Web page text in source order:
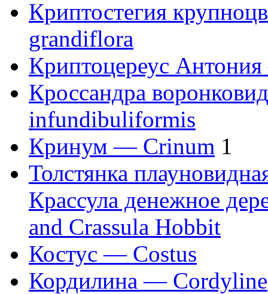
Криптостегия
grandiflora
Криптоцереус
Кроссандра
infundibuliformis
Кринум — Crinum 1
Толстянка
Крассула денежное
and Crassula Hobbit
Костус — Costus
Кордилина — Cordyline